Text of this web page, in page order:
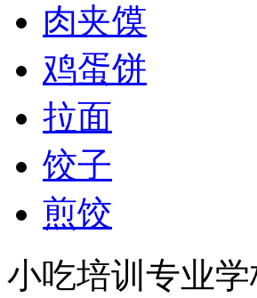
肉夹馍
鸡蛋饼
拉面
饺子
煎饺
小吃培训专业学